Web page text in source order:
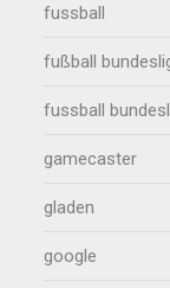
fussball
fußball
fussball
gamecaster
gladen
google